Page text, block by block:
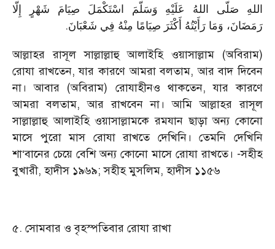
اللهِ صَلّى اللهُ عَلَيْهِ وَسَلّمَ اسْتَكْمَلَ صِيَامَ شَهْرٍ إِلّا
رَمَضَانَ، وَمَا رَأَيْتُهُ أَكْثَرَ صِيَامًا مِنْهُ فِي شَعْبَانَ.
আল্লাহর রাসূল সাল্লাল্লাহু আলাইহি ওয়াসাল্লাম (অবিরাম)
রোযা রাখতেন, যার কারণে আমরা বলতাম, আর বাদ দিবেন
না। আবার (অবিরাম) রোযাহীনও থাকতেন, যার কারণে
আমরা বলতাম, আর রাখবেন না। আমি আল্লাহর রাসূল
সাল্লাল্লাহু আলাইহি ওয়াসাল্লামকে রমযান ছাড়া অন্য কোনো
মাসে পুরো মাস রোযা রাখতে দেখিনি। তেমনি দেখিনি
শা‘বানের চেয়ে বেশি অন্য কোনো মাসে রোযা রাখতে। -সহীহ
বুখারী, হাদীস ১৯৬৯; সহীহ মুসলিম, হাদীস ১১৫৬
৫. সোমবার ও বৃহস্পতিবার রোযা রাখা